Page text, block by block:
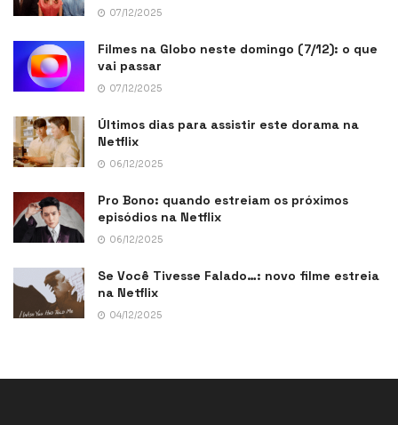
07/12/2025
Filmes na Globo neste domingo (7/12): o que
vai passar
07/12/2025
Últimos dias para assistir este dorama na
Netflix
06/12/2025
Pro Bono: quando estreiam os próximos
episódios na Netflix
06/12/2025
Se Você Tivesse Falado…: novo filme estreia
na Netflix
04/12/2025